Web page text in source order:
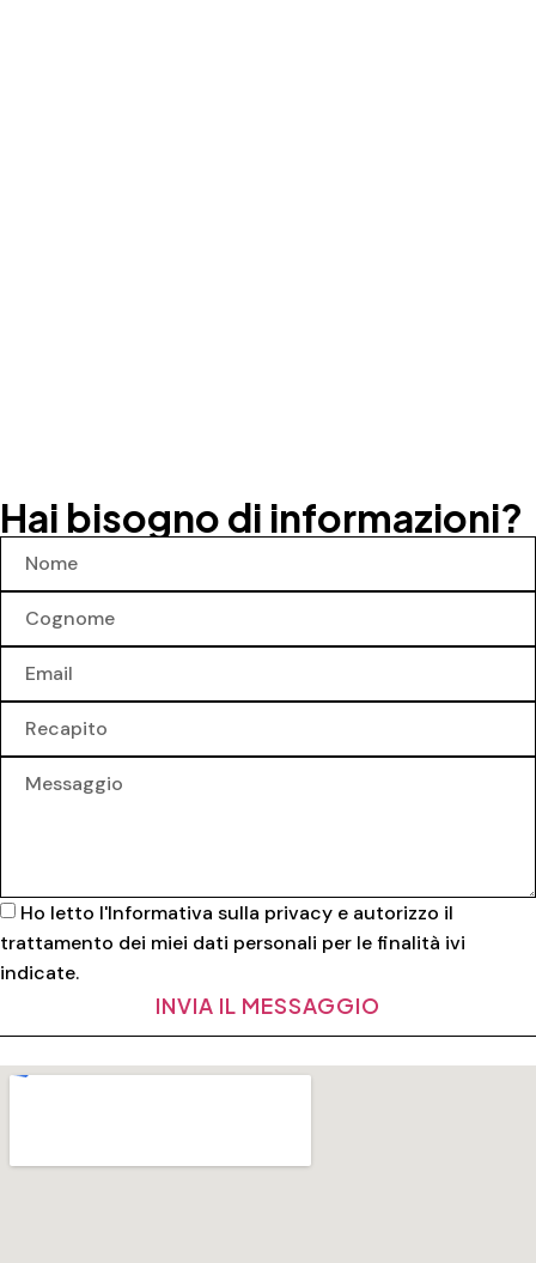
Hai bisogno di informazioni?
Ho letto l'Informativa sulla privacy e autorizzo il
trattamento dei miei dati personali per le finalità ivi
indicate.
INVIA IL MESSAGGIO